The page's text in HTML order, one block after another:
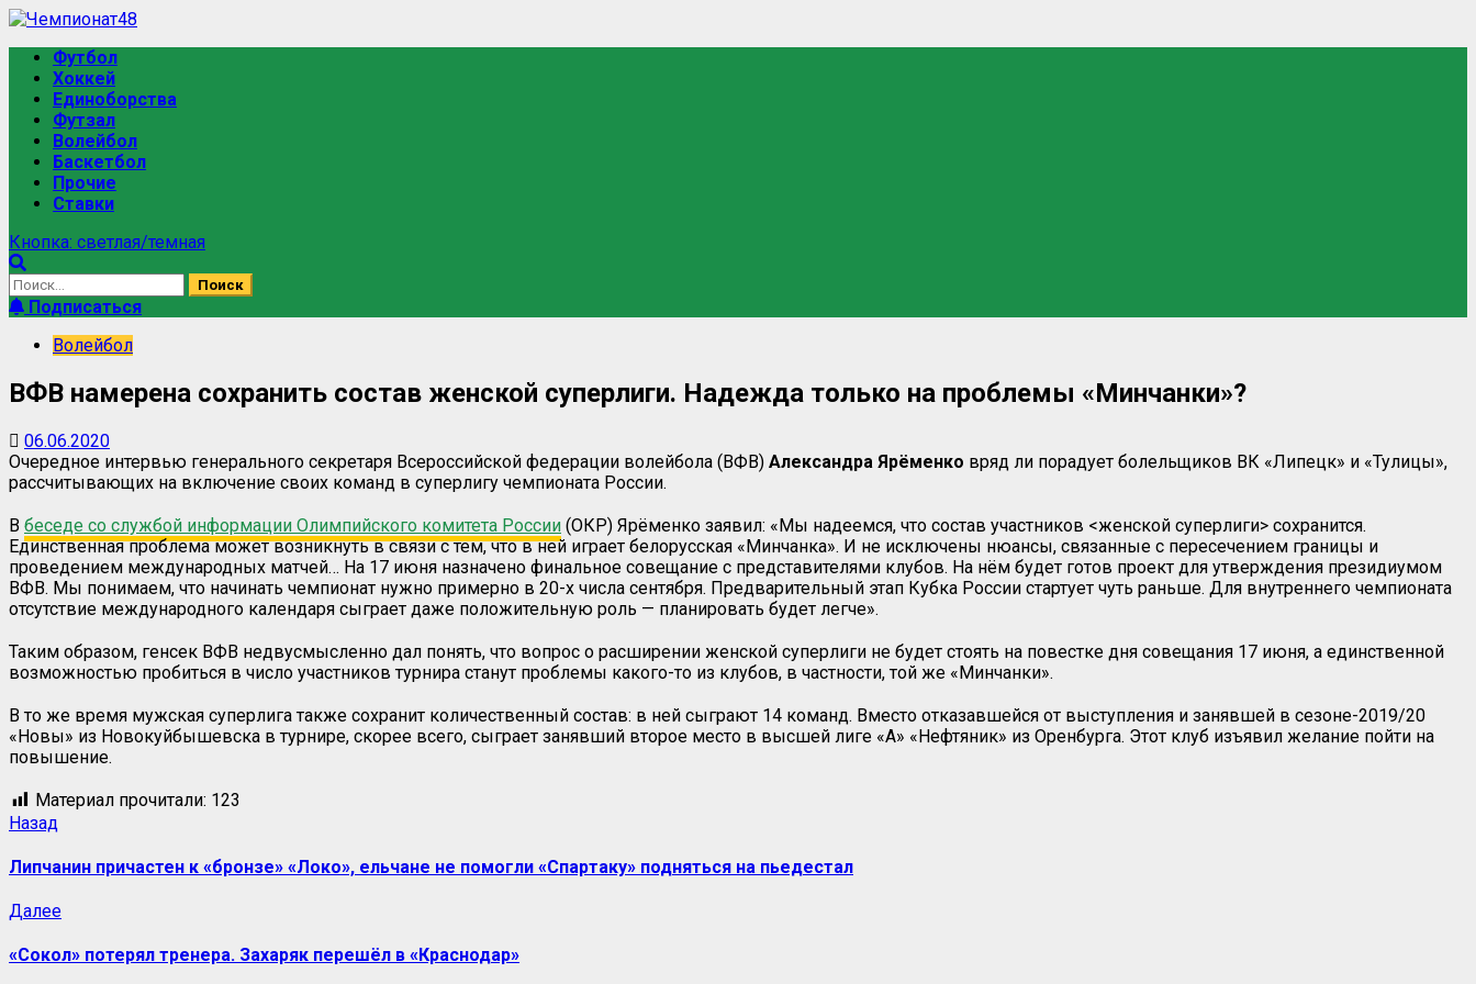
Футбол
Хоккей
Единоборства
Футзал
Волейбол
Баскетбол
Прочие
Ставки
Кнопка: светлая/темная
Подписаться
Волейбол
ВФВ намерена сохранить состав женской суперлиги. Надежда только на проблемы «Минчанки»?
06.06.2020
Очередное интервью генерального секретаря Всероссийской федерации волейбола (ВФВ) Александра Ярёменко вряд ли порадует болельщиков ВК «Липецк» и «Тулицы»,
рассчитывающих на включение своих команд в суперлигу чемпионата России.
В беседе со службой информации Олимпийского комитета России (ОКР) Ярёменко заявил: «Мы надеемся, что состав участников <женской суперлиги> сохранится.
Единственная проблема может возникнуть в связи с тем, что в ней играет белорусская «Минчанка». И не исключены нюансы, связанные с пересечением границы и
проведением международных матчей… На 17 июня назначено финальное совещание с представителями клубов. На нём будет готов проект для утверждения президиумом
ВФВ. Мы понимаем, что начинать чемпионат нужно примерно в 20-х числа сентября. Предварительный этап Кубка России стартует чуть раньше. Для внутреннего чемпионата
отсутствие международного календаря сыграет даже положительную роль — планировать будет легче».
Таким образом, генсек ВФВ недвусмысленно дал понять, что вопрос о расширении женской суперлиги не будет стоять на повестке дня совещания 17 июня, а единственной
возможностью пробиться в число участников турнира станут проблемы какого-то из клубов, в частности, той же «Минчанки».
В то же время мужская суперлига также сохранит количественный состав: в ней сыграют 14 команд. Вместо отказавшейся от выступления и занявшей в сезоне-2019/20
«Новы» из Новокуйбышевска в турнире, скорее всего, сыграет занявший второе место в высшей лиге «А» «Нефтяник» из Оренбурга. Этот клуб изъявил желание пойти на
повышение.
Материал прочитали: 123
Назад
Липчанин причастен к «бронзе» «Локо», ельчане не помогли «Спартаку» подняться на пьедестал
Далее
«Сокол» потерял тренера. Захаряк перешёл в «Краснодар»